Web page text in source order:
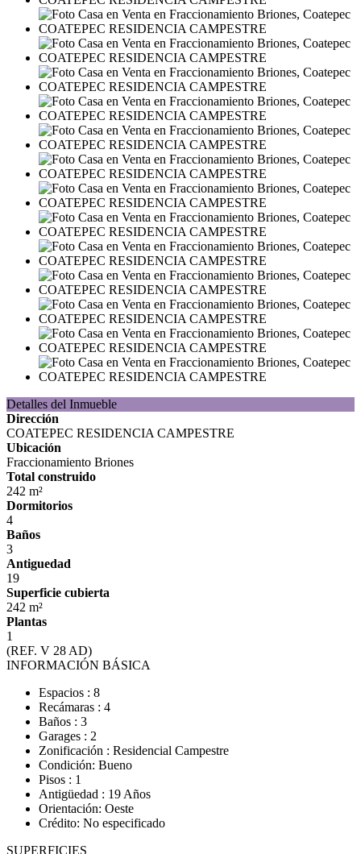
Detalles del Inmueble
Dirección
COATEPEC RESIDENCIA CAMPESTRE
Ubicación
Fraccionamiento Briones
Total construido
242 m²
Dormitorios
4
Baños
3
Antiguedad
19
Superficie cubierta
242 m²
Plantas
1
(REF. V 28 AD)
INFORMACIÓN BÁSICA
Espacios : 8
Recámaras : 4
Baños : 3
Garages : 2
Zonificación : Residencial Campestre
Condición: Bueno
Pisos : 1
Antigüedad : 19 Años
Orientación: Oeste
Crédito: No especificado
SUPERFICIES